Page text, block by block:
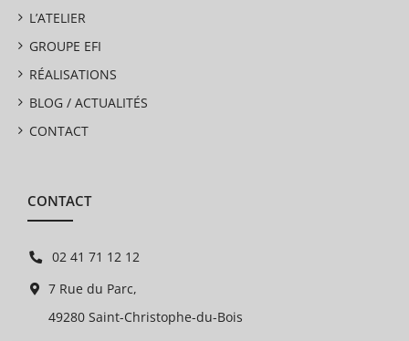
L’ATELIER
GROUPE EFI
RÉALISATIONS
BLOG / ACTUALITÉS
CONTACT
CONTACT
02 41 71 12 12
7 Rue du Parc,
49280 Saint-Christophe-du-Bois